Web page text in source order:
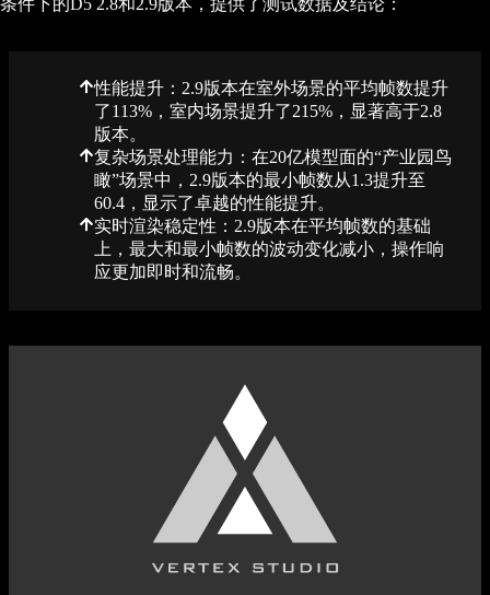
条件下的D5 2.8和2.9版本，提供了测试数据及结论：
性能提升：2.9版本在室外场景的平均帧数提升
了113%，室内场景提升了215%，显著高于2.8
版本。
复杂场景处理能力：在20亿模型面的“产业园鸟
瞰”场景中，2.9版本的最小帧数从1.3提升至
60.4，显示了卓越的性能提升。
实时渲染稳定性：2.9版本在平均帧数的基础
上，最大和最小帧数的波动变化减小，操作响
应更加即时和流畅。